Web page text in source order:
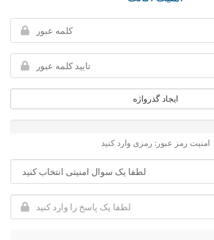
ایجاد گذرواژه
امنیت رمز عبور: رمزی وارد کنید